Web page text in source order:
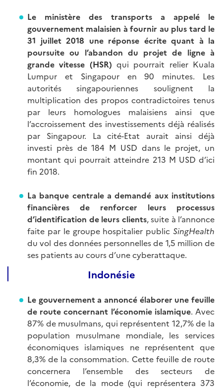
Le ministère des transports a appelé le
gouvernement malaisien à fournir au plus tard le
31 juillet 2018 une réponse écrite quant à la
poursuite ou l’abandon du projet de ligne à
grande vitesse (HSR) qui pourrait relier Kuala
Lumpur et Singapour en 90 minutes. Les
autorités singapouriennes soulignent la
multiplication des propos contradictoires tenus
par leurs homologues malaisiens ainsi que
l’accroissement des investissements déjà réalisés
par Singapour. La cité-Etat aurait ainsi déjà
investi près de 184 M USD dans le projet, un
montant qui pourrait atteindre 213 M USD d’ici
fin 2018.
La banque centrale a demandé aux institutions
financières de renforcer leurs processus
d’identification de leurs clients, suite à l’annonce
faite par le groupe hospitalier public SingHealth
du vol des données personnelles de 1,5 million de
ses patients au cours d’une cyberattaque.
Indonésie
Le gouvernement a annoncé élaborer une feuille
de route concernant l’économie islamique. Avec
87% de musulmans, qui représentent 12,7% de la
population musulmane mondiale, les services
économiques islamiques ne représentent que
8,3% de la consommation. Cette feuille de route
concernera l’ensemble des secteurs de
l’économie, de la mode (qui représentera 373